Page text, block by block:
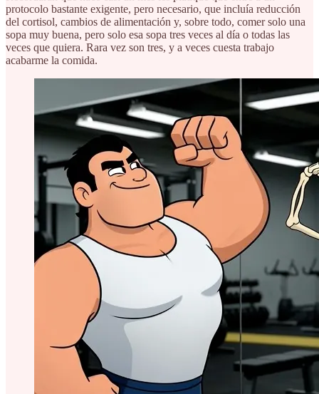
protocolo bastante exigente, pero necesario, que incluía reducción
del cortisol, cambios de alimentación y, sobre todo, comer solo una
sopa muy buena, pero solo esa sopa tres veces al día o todas las
veces que quiera. Rara vez son tres, y a veces cuesta trabajo
acabarme la comida.